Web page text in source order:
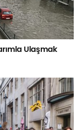
Ulaşmak